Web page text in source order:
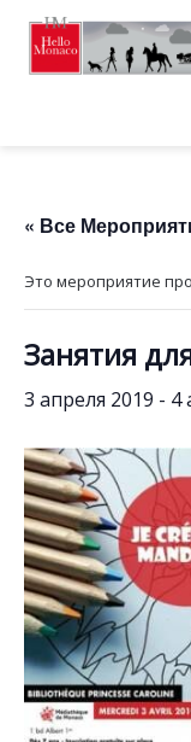
« Все
Это мероприятие
Занятия
3 апреля 2019 - 4